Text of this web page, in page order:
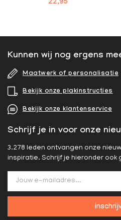
22,95
Kunnen wij nog ergens
Maatwerk of personalisatie
Bekijk onze plakinstructies
Bekijk onze klantenservice
Schrijf je in voor onze
3.278 leden ontvangen onze
inspiratie. Schrijf je hieronder ook